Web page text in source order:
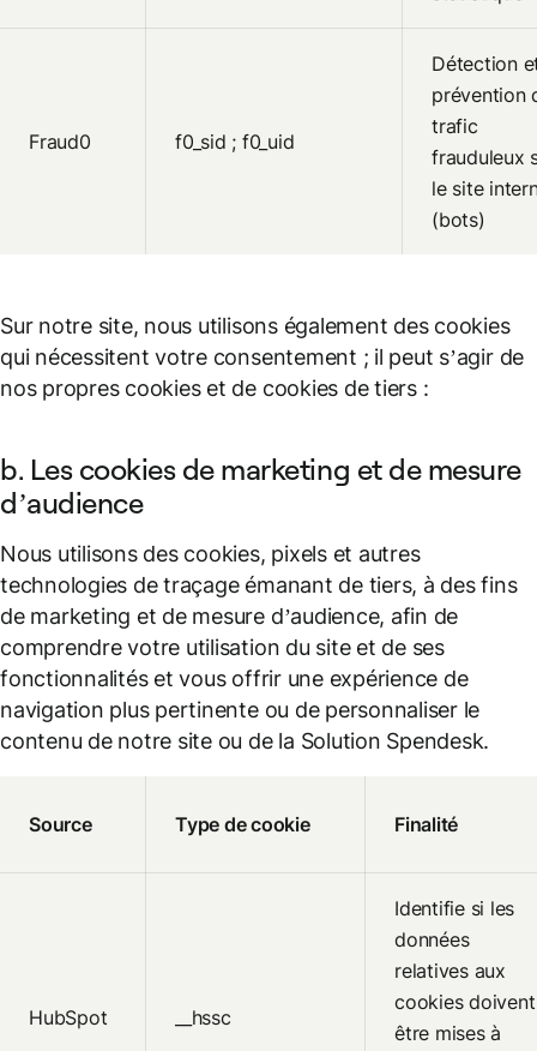
Fraud0 f0_sid ; f0_uid
Détection
prévention
trafic
frauduleux
le site
(bots)
Sur notre site, nous utilisons également des cookies
qui nécessitent votre consentement ; il peut s’agir de
nos propres cookies et de cookies de tiers :
b. Les cookies de marketing et de mesure
d’audience
Nous utilisons des cookies, pixels et autres
technologies de traçage émanant de tiers, à des fins
de marketing et de mesure d’audience, afin de
comprendre votre utilisation du site et de ses
fonctionnalités et vous offrir une expérience de
navigation plus pertinente ou de personnaliser le
contenu de notre site ou de la Solution Spendesk.
Source Type de cookie Finalité
HubSpot __hssc
Identifie si les
données
relatives aux
cookies doivent
être mises à